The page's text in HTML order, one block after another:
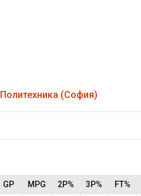
Политехника (София)
GP MPG 2P% 3P% FT%